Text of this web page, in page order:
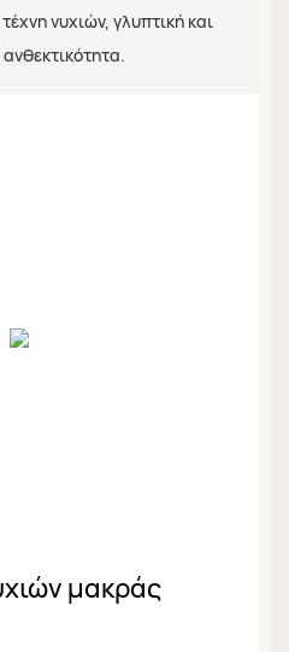
νυχιών, γλυπτική και
μακράς